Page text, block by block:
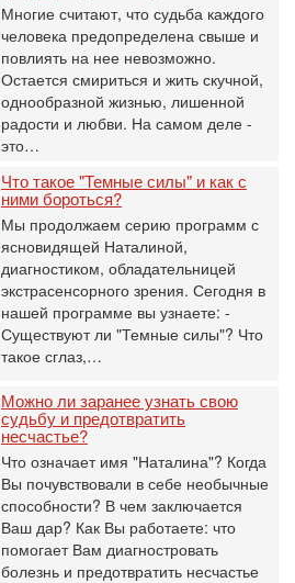
Многие считают, что судьба каждого
человека предопределена свыше и
повлиять на нее невозможно.
Остается смириться и жить скучной,
однообразной жизнью, лишенной
радости и любви. На самом деле -
это…
Что такое "Темные силы" и как с
ними бороться?
Мы продолжаем серию программ с
ясновидящей Наталиной,
диагностиком, обладательницей
экстрасенсорного зрения. Сегодня в
нашей программе вы узнаете: -
Существуют ли "Темные силы"? Что
такое сглаз,…
Можно ли заранее узнать свою
судьбу и предотвратить
несчастье?
Что означает имя "Наталина"? Когда
Вы почувствовали в себе необычные
способности? В чем заключается
Ваш дар? Как Вы работаете: что
помогает Вам диагностровать
болезнь и предотвратить несчастье